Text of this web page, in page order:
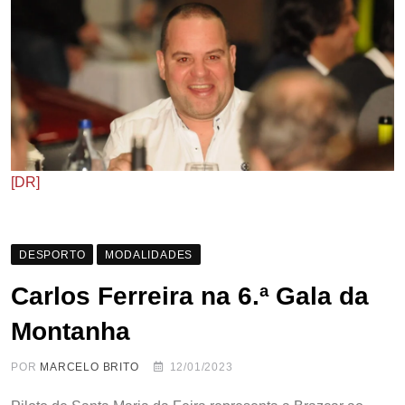
[DR]
DESPORTO MODALIDADES
Carlos Ferreira na 6.ª Gala da
Montanha
POR MARCELO BRITO 12/01/2023